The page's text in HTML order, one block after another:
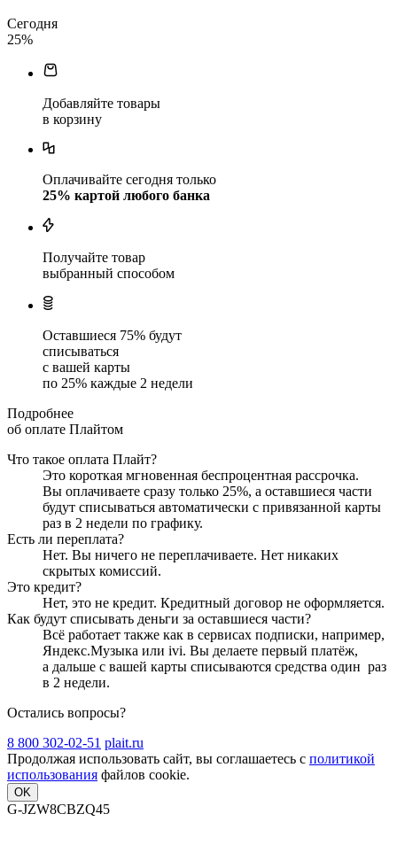
Сегодня
25%
Добавляйте товары
в корзину
Оплачивайте сегодня только
25% картой любого банка
Получайте товар
выбранный способом
Оставшиеся 75% будут
списываться
с вашей карты
по 25% каждые 2 недели
Подробнее
об оплате Плайтом
Что такое оплата Плайт?
Это короткая мгновенная беспроцентная рассрочка.
Вы оплачиваете сразу только 25%, а оставшиеся части
будут списываться автоматически с привязанной карты
раз в 2 недели по графику.
Есть ли переплата?
Нет. Вы ничего не переплачиваете. Нет никаких
скрытых комиссий.
Это кредит?
Нет, это не кредит. Кредитный договор не оформляется.
Как будут списывать деньги за оставшиеся части?
Всё работает также как в сервисах подписки, например,
Яндекс.Музыка или ivi. Вы делаете первый платёж,
а дальше с вашей карты списываются средства один раз
в 2 недели.
Остались вопросы?
8 800 302-02-51 plait.ru
Продолжая использовать сайт, вы соглашаетесь с политикой
использования файлов cookie.
OK
G-JZW8CBZQ45